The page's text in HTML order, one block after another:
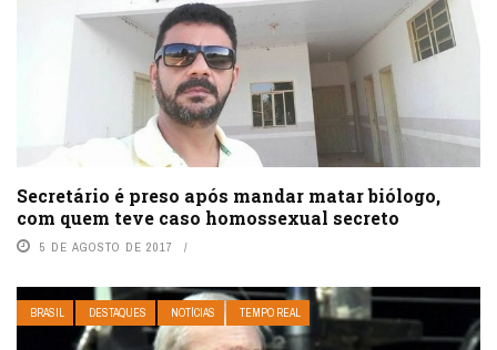
Secretário é preso após mandar matar biólogo,
com quem teve caso homossexual secreto
5 DE AGOSTO DE 2017
BRASIL DESTAQUES NOTÍCIAS TEMPO REAL